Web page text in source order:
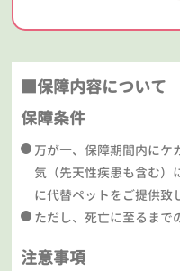
■保障内容について
保障条件
万が一、保障期間内にケ
気（先天性疾患も含む）
に代替ペットをご提供致
ただし、死亡に至るまで
注意事項